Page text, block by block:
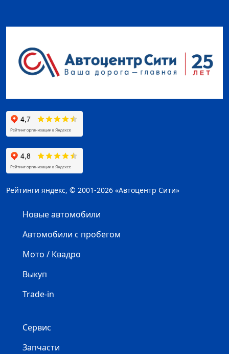
Рейтинги яндекс, © 2001-2026 «Автоцентр Сити»
Новые автомобили
Автомобили с пробегом
Мото / Квадро
Выкуп
Trade-in
Сервис
Запчасти